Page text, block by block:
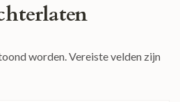
worden.Vereiste velden zijn